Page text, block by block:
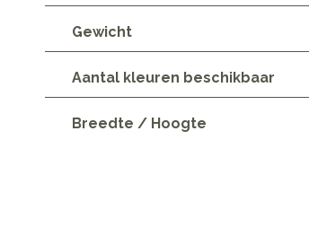
Gewicht
Aantal kleuren beschikbaar
Breedte / Hoogte